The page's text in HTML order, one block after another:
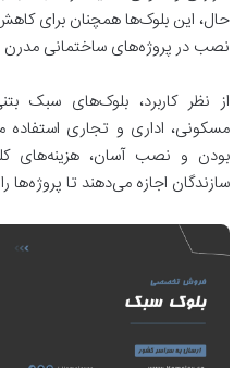
حال، این بلوک‌ها همچنان برای
نصب در پروژه‌های ساختمانی
از نظر کاربرد، بلوک‌های سبک
مسکونی، اداری و تجاری
بودن و نصب آسان، هزینه‌های
سازندگان اجازه می‌دهند تا